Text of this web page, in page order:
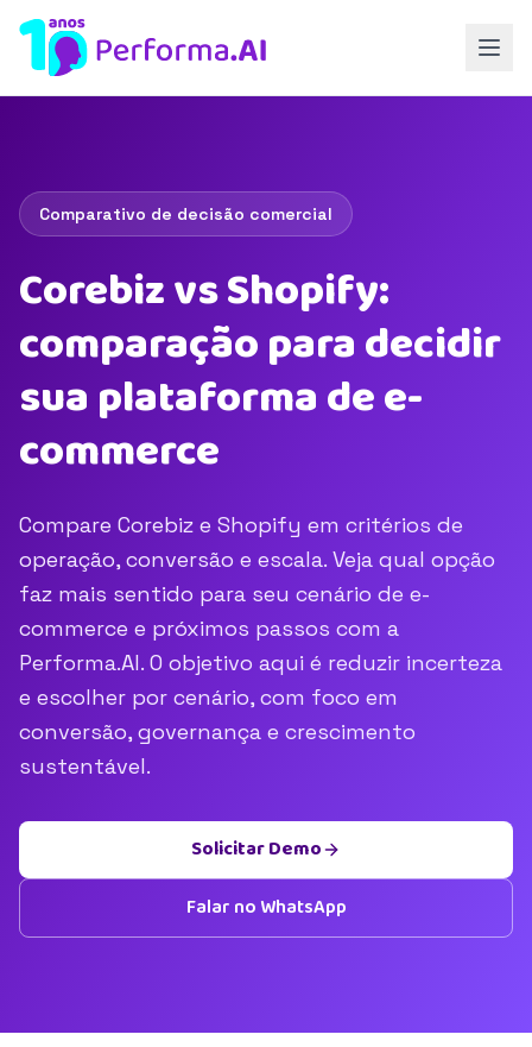
Comparativo de decisão comercial
Corebiz vs Shopify:
comparação para decidir
sua plataforma de e-
commerce
Compare Corebiz e Shopify em critérios de
operação, conversão e escala. Veja qual opção
faz mais sentido para seu cenário de e-
commerce e próximos passos com a
Performa.AI. O objetivo aqui é reduzir incerteza
e escolher por cenário, com foco em
conversão, governança e crescimento
sustentável.
Solicitar Demo
Falar no WhatsApp